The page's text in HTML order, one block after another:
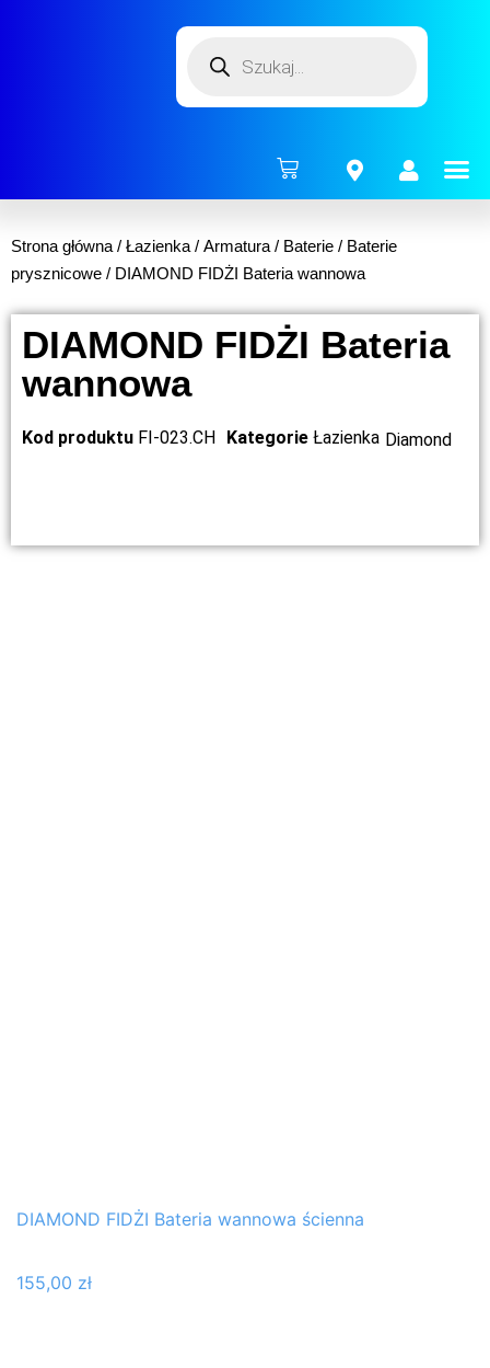
Strona główna / Łazienka / Armatura / Baterie / Baterie
prysznicowe / DIAMOND FIDŻI Bateria wannowa
DIAMOND FIDŻI Bateria
wannowa
Kod produktu FI-023.CH Kategorie Łazienka Diamond
DIAMOND FIDŻI Bateria wannowa ścienna
155,00 zł